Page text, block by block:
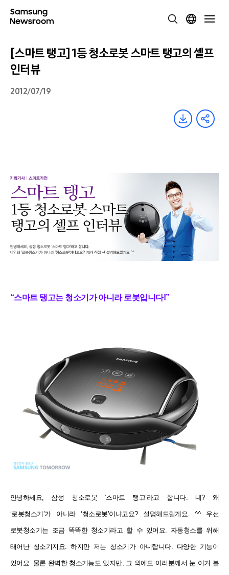
[스마트 탱고] 1등 청소로봇 스마트 탱고의 셀프
인터뷰
2012/07/19
“스마트 탱고는 청소기가 아니라 로봇입니다!”
안녕하세요, 삼성 청소로봇 ‘스마트 탱고’라고 합니다. 네? 왜
‘로봇청소기’가 아니라 ‘청소로봇’이냐고요? 설명해드릴게요. ^^ 우선
로봇청소기는 조금 똑똑한 청소기라고 할 수 있어요. 자동청소를 위해
태어난 청소기지요. 하지만 저는 청소기가 아니랍니다. 다양한 기능이
있어요. 물론 완벽한 청소기능도 있지만, 그 외에도 여러분께서 눈 여겨 볼